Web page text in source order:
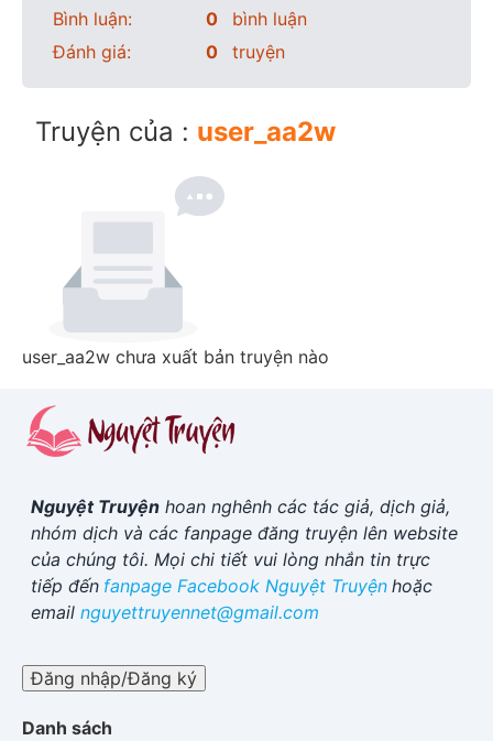
Bình luận:
0
bình luận
Đánh giá:
0 truyện
Truyện của : user_aa2w
user_aa2w chưa xuất bản truyện nào
Nguyệt Truyện hoan nghênh các tác giả, dịch giả,
nhóm dịch và các fanpage đăng truyện lên website
của chúng tôi. Mọi chi tiết vui lòng nhắn tin trực
tiếp đến fanpage Facebook Nguyệt Truyện hoặc
email nguyettruyennet@gmail.com
Đăng nhập/Đăng ký
Danh sách